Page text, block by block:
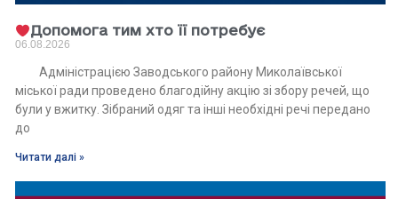
Допомога тим хто її потребує
06.08.2026
Адміністрацією Заводського району Миколаївської
міської ради проведено благодійну акцію зі збору речей, що
були у вжитку. Зібраний одяг та інші необхідні речі передано
до
Читати далі »